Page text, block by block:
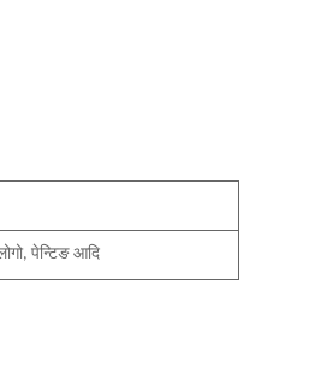
पेन्टिङ आदि